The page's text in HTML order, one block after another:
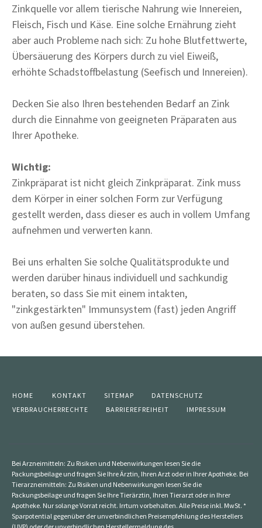
Zinkquelle vor allem tierische Nahrung wie Innereien,
Fleisch, Fisch und Käse. Eine solche Ernährung zieht
aber auch Probleme nach sich: Zu hohe Blutfettwerte,
Übersäuerung des Körpers durch zu viel Eiweiß,
erhöhte Schadstoffbelastung (Seefisch und Innereien).
Decken Sie also Ihren bestehenden Bedarf an Zink
durch die Einnahme von geeigneten Präparaten aus
Ihrer Apotheke.
Wichtig:
Zinkpräparat ist nicht gleich Zinkpräparat. Zink muss
dem Körper in einer solchen Form zur Verfügung
gestellt werden, dass dieser es auch in vollem Umfang
aufnehmen und verwerten kann.
Bei uns erhalten Sie solche Qualitätsprodukte und
werden darüber hinaus individuell und sachkundig
beraten, so dass Sie mit einem intakten,
"zinkgestärkten" Immunsystem (fast) jeden Angriff
von außen gesund überstehen.
HOME KONTAKT SITEMAP
DATENSCHUTZ
VERBRAUCHERRECHTE
BARRIEREFREIHEIT IMPRESSUM
Bei Arzneimitteln: Zu Risiken und Nebenwirkungen lesen Sie die
Packungsbeilage und fragen Sie Ihre Ärztin, Ihren Arzt oder in Ihrer Apotheke. Bei
Tierarzneimitteln: Zu Risiken und Nebenwirkungen lesen Sie die
Packungsbeilage und fragen Sie Ihre Tierärztin, Ihren Tierarzt oder in Ihrer
Apotheke. Nur solange Vorrat reicht. Irrtum vorbehalten. Alle Preise inkl. MwSt. *
Sparpotential gegenüber der unverbindlichen Preisempfehlung des Herstellers